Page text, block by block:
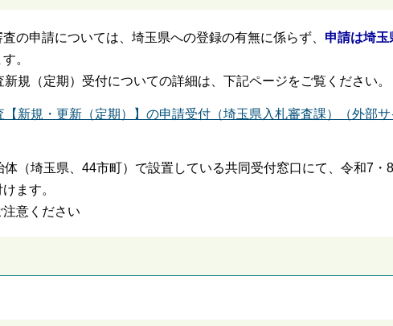
の申請については、埼玉県への登録の有無に係らず、 申請は埼玉
。
規（定期）受付についての詳細は、下記ページをご覧ください。
新規・更新（定期）】の申請受付（埼玉県入札審査課）（外部サ
（埼玉県、44市町）で設置している共同受付窓口にて、令和7・
ます。
意ください